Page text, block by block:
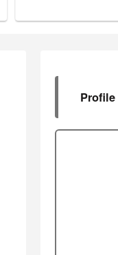
Profile